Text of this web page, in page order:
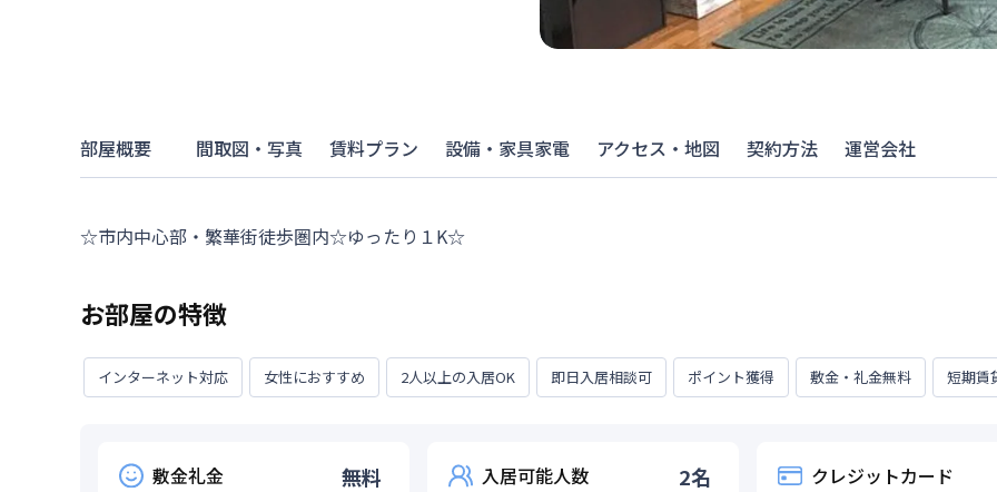
部屋概要 間取図・写真 賃料プラン 設備・家具家電 アクセス・地図 契約方法 運営会社
☆市内中心部・繁華街徒歩圏内☆ゆったり１K☆
お部屋の特徴
インターネット対応 女性におすすめ 2人以上の入居OK 即日入居相談可 ポイント獲得 敷金・礼金無料 短期賃
敷金礼金 無料 入居可能人数 2名 クレジットカード